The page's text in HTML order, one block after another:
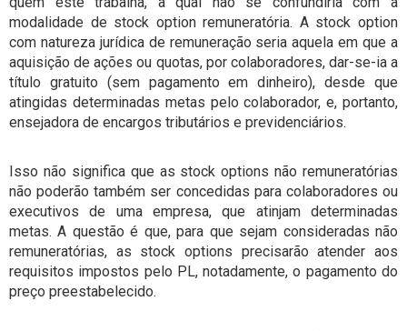
modalidade de stock option remuneratória. A stock option
com natureza jurídica de remuneração seria aquela em que a
aquisição de ações ou quotas, por colaboradores, dar-se-ia a
título gratuito (sem pagamento em dinheiro), desde que
atingidas determinadas metas pelo colaborador, e, portanto,
ensejadora de encargos tributários e previdenciários.
Isso não significa que as stock options não remuneratórias
não poderão também ser concedidas para colaboradores ou
executivos de uma empresa, que atinjam determinadas
metas. A questão é que, para que sejam consideradas não
remuneratórias, as stock options precisarão atender aos
requisitos impostos pelo PL, notadamente, o pagamento do
preço preestabelecido.